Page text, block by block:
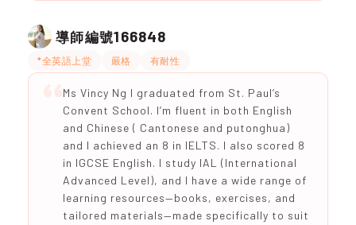
導師編號166848
*全英語上堂 嚴格 有耐性
Ms Vincy Ng I graduated from St. Paul’s
Convent School. I’m fluent in both English
and Chinese ( Cantonese and putonghua)
and I achieved an 8 in IELTS. I also scored 8
in IGCSE English. I study IAL (International
Advanced Level), and I have a wide range of
learning resources—books, exercises, and
tailored materials—made specifically to suit